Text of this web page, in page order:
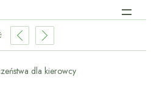
dla kierowcy